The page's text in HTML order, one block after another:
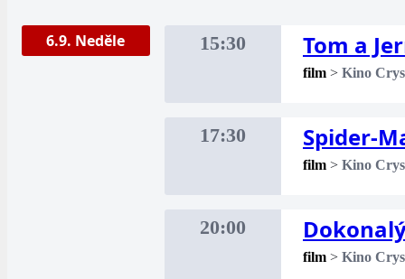
6.9. Neděle 15:30 Tom a
film > Kino
17:30 Spider-
film > Kino
20:00
film > Kino